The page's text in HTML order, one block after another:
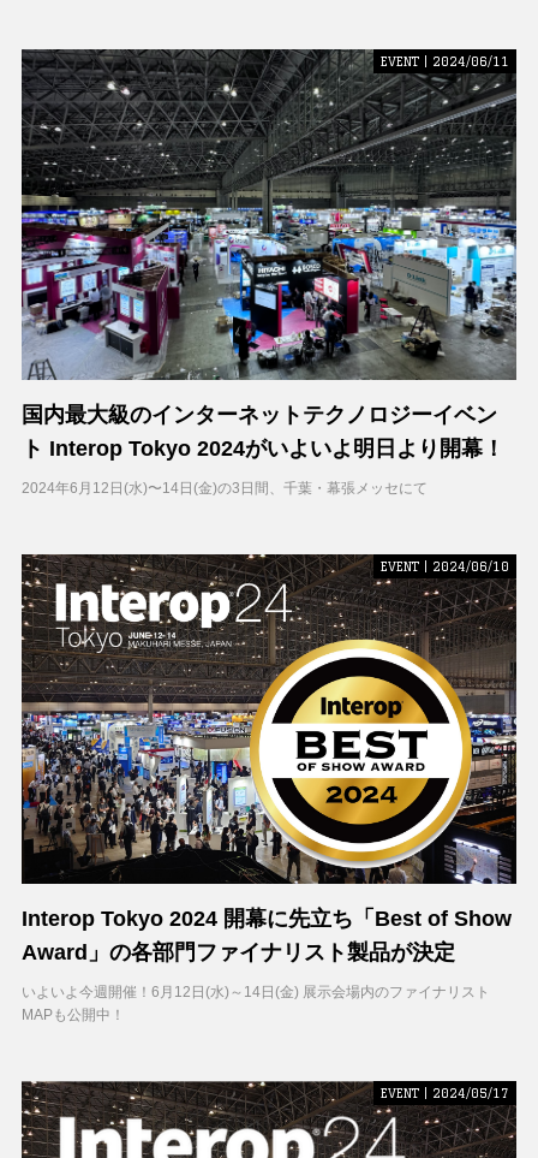
EVENT | 2024/06/11
国内最大級のインターネットテクノロジーイベン
ト Interop Tokyo 2024がいよいよ明日より開幕！
2024年6月12日(水)〜14日(金)の3日間、千葉・幕張メッセにて
EVENT | 2024/06/10
Interop Tokyo 2024 開幕に先立ち「Best of Show
Award」の各部門ファイナリスト製品が決定
いよいよ今週開催！6月12日(水)～14日(金) 展示会場内のファイナリスト
MAPも公開中！
EVENT | 2024/05/17